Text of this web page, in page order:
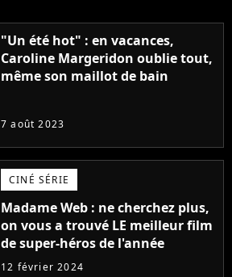
"Un été hot" : en vacances,
Caroline Margeridon oublie tout,
même son maillot de bain
7 août 2023
CINÉ SÉRIE
Madame Web : ne cherchez plus,
on vous a trouvé LE meilleur film
de super-héros de l'année
12 février 2024